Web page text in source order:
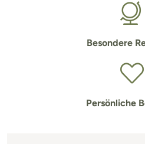
Besondere
Persönliche